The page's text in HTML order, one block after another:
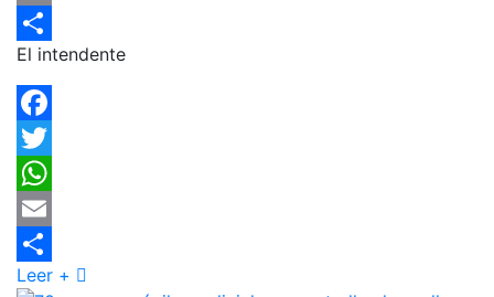
Email
Compartir
El intendente
Facebook
Twitter
WhatsApp
Email
Compartir
Leer +